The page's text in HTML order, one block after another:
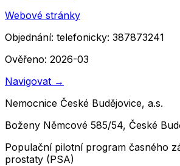
Webové stránky
Objednání: telefonicky: 387873241
Ověřeno: 2026-03
Navigovat →
Nemocnice České Budějovice, a.s.
Boženy Němcové 585/54, České
Populační pilotní program časného
prostaty (PSA)